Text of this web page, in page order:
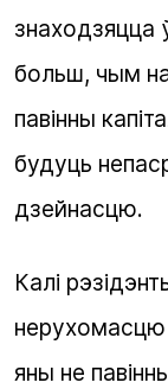
знаходзяцца
больш, чым
павінны
будуць
дзейнасцю.
Калі
нерухомасцю
яны не